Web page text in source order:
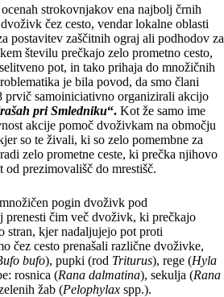
strokovnjakov ena najbolj črnih
čez cesto, vendar lokalne oblasti
postavitev zaščitnih ograj ali podhodov za
številu prečkajo zelo prometno cesto,
pot, in tako prihaja do množičnih
je bila povod, da smo člani
prvič samoiniciativno organizirali akcijo
pri Smledniku“. Kot že samo ime
akcije pomoč dvoživkam na območju
so te živali, ki so zelo pomembne za
zelo prometne ceste, ki prečka njihovo
od prezimovališč do mrestišč.
pogin dvoživk pod
prenesti čim več dvoživk, ki prečkajo
stran, kjer nadaljujejo pot proti
čez cesto prenašali različne dvoživke,
bufo), pupki (rod Triturus), rege (Hyla
rosnica (Rana dalmatina), sekulja (Rana
žab (Pelophylax spp.).